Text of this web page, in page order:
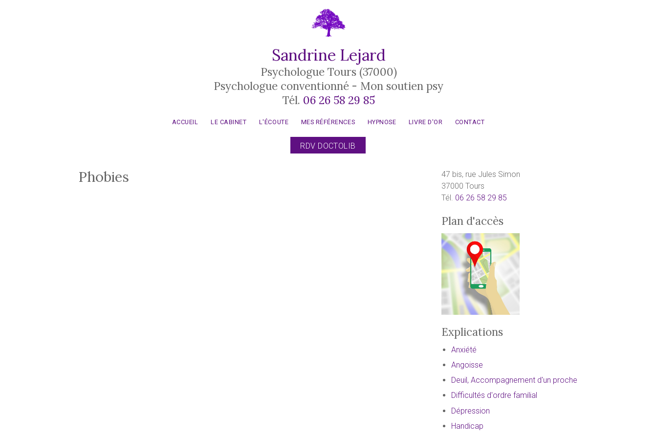
Sandrine Lejard
Psychologue Tours (37000)
Psychologue conventionné - Mon soutien psy
Tél. 06 26 58 29 85
ACCUEIL LE CABINET L'ÉCOUTE MES RÉFÉRENCES HYPNOSE LIVRE D'OR CONTACT
RDV DOCTOLIB
Phobies
47 bis, rue Jules Simon
37000 Tours
Tél. 06 26 58 29 85
Plan d'accès
Explications
Anxiété
Angoisse
Deuil, Accompagnement d'un proche
Difficultés d'ordre familial
Dépression
Handicap